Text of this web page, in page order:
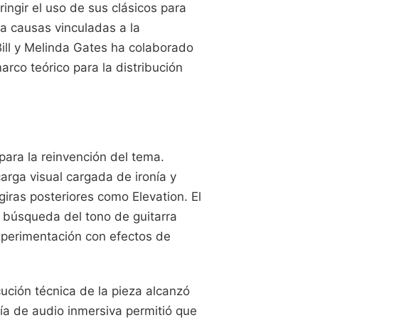
el uso de sus clásicos para
causas vinculadas a la
y Melinda Gates ha colaborado
teórico para la distribución
la reinvención del tema.
visual cargada de ironía y
posteriores como Elevation. El
del tono de guitarra
con efectos de
técnica de la pieza alcanzó
de audio inmersiva permitió que